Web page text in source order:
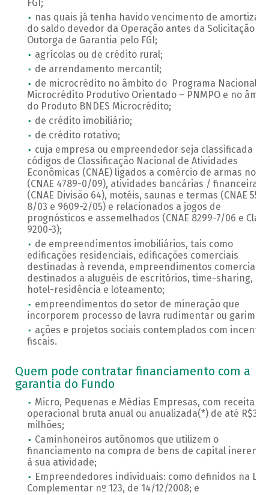
FGI;
nas quais já tenha havido vencimento de
do saldo devedor da Operação antes da Solicitação de
Outorga de Garantia pelo FGI;
agrícolas ou de crédito rural;
de arrendamento mercantil;
de microcrédito no âmbito do Programa Nacional
Microcrédito Produtivo Orientado – PNMPO e no
do Produto BNDES Microcrédito;
de crédito imobiliário;
de crédito rotativo;
cuja empresa ou empreendedor seja classificada
códigos de Classificação Nacional de Atividades
Econômicas (CNAE) ligados a comércio de armas no
(CNAE 4789-0/09), atividades bancárias / financeiras
(CNAE Divisão 64), motéis, saunas e termas (CNAE
8/03 e 9609-2/05) e relacionados a jogos de
prognósticos e assemelhados (CNAE 8299-7/06 e
9200-3);
de empreendimentos imobiliários, tais como
edificações residenciais, edificações comerciais
destinadas à revenda, empreendimentos comerciais
destinados a aluguéis de escritórios, time-sharing,
hotel-residência e loteamento;
empreendimentos do setor de mineração que
incorporem processo de lavra rudimentar ou
ações e projetos sociais contemplados com
fiscais.
Quem pode contratar financiamento com a
garantia do Fundo
Micro, Pequenas e Médias Empresas, com receita
operacional bruta anual ou anualizada(*) de até R$300
milhões;
Caminhoneiros autônomos que utilizem o
financiamento na compra de bens de capital
à sua atividade;
Empreendedores individuais: como definidos na Lei
Complementar nº 123, de 14/12/2008; e